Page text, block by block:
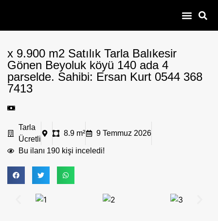
x 9.900 m2 Satılık Tarla Balıkesir
Gönen Beyoluk köyü 140 ada 4
parselde. Sahibi: Ersan Kurt 0544 368
7413
Tarla
Ücretli
8.9 m² 9 Temmuz 2026
Bu ilanı 190 kişi inceledi!